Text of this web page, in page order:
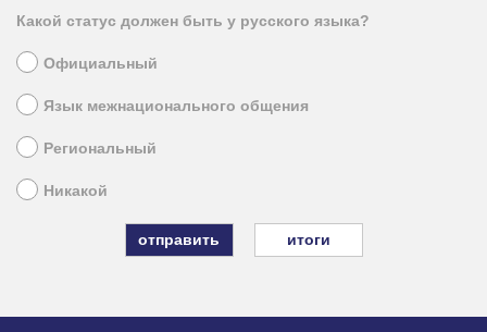
Какой статус должен быть у русского языка?
Официальный
Язык межнационального общения
Региональный
Никакой
итоги